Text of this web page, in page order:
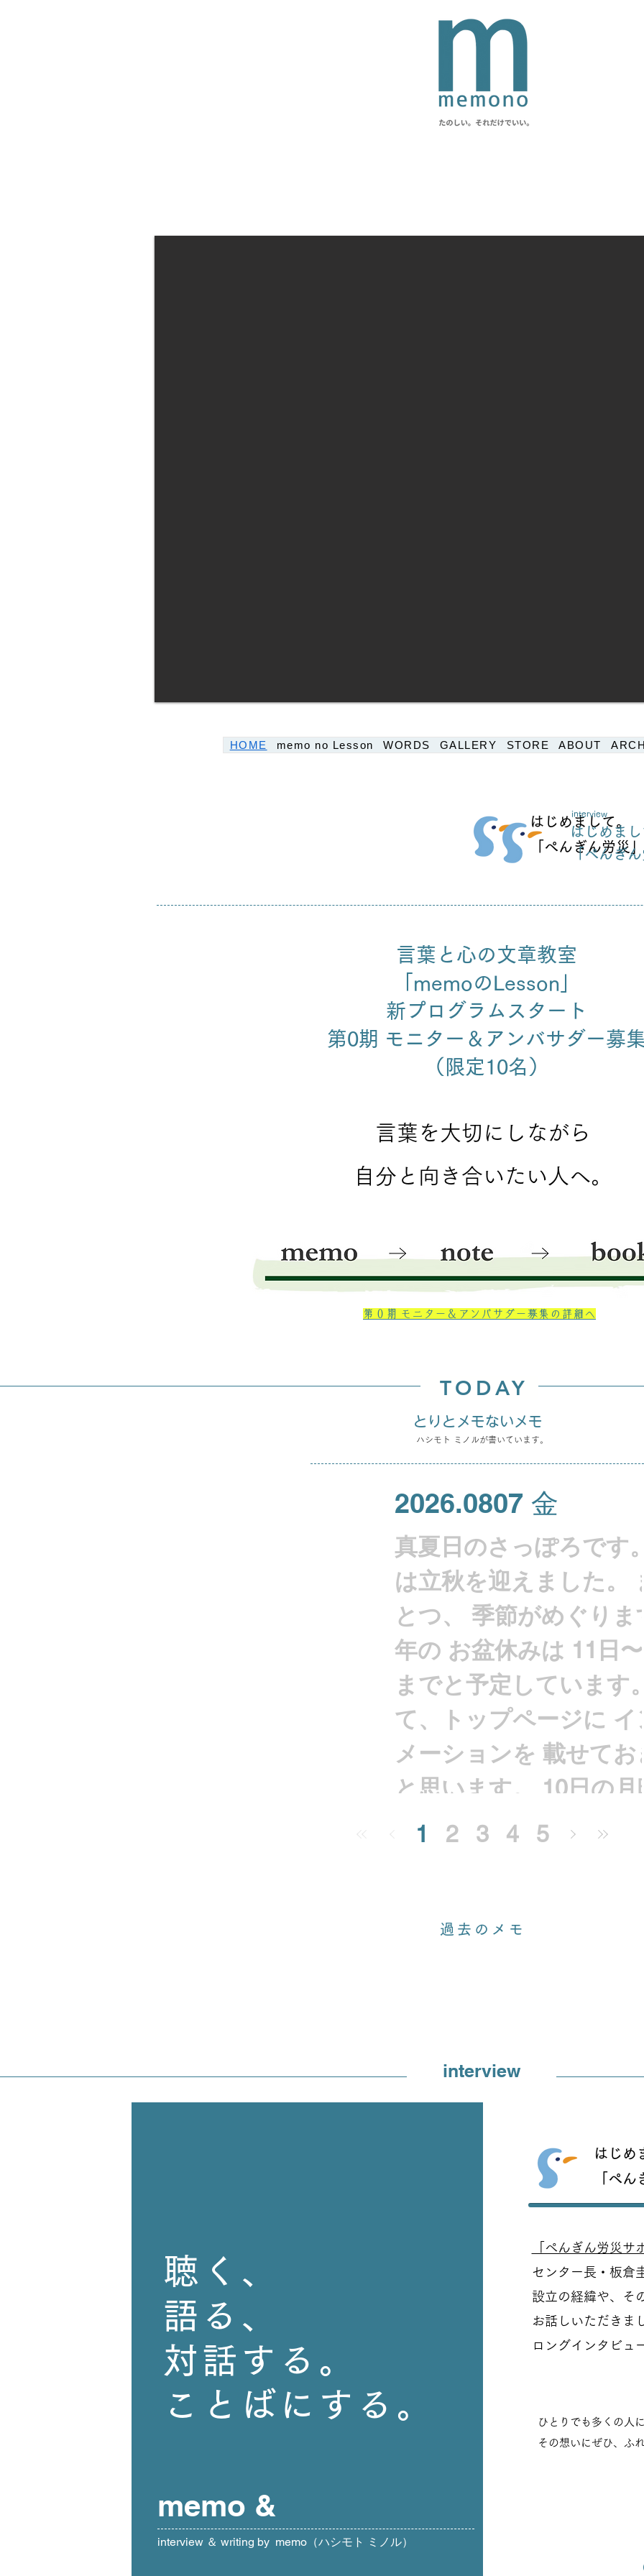
HOME memo no Lesson WORDS GALLERY STORE ABOUT
はじめまして。
「ぺんぎん労災
​interview
はじめま
「ぺんぎ
言葉と心の文章教室
「memoのLesson」
​新プログラムスタート
第0期 モニター＆アンバサダー募
​（限定10名）
言葉を大切にしながら
​自分と向き合いたい人へ。
第０期 ​モニター＆アンバサダー募集の詳細へ
​ TODAY
とりとメモないメモ
ハシモト ミノルが書いています。
2026.0807 金
真夏日のさっぽろです
は立秋を迎えました。
とつ、 季節がめぐりま
年の お盆休みは 11日
までと予定しています
て、トップページに イ
メーションを 載せて
と思います。 10日の
めば おやおや、9連休
た。 それでも、 盆と
界と離れる。 平日毎日
続けているので 休むと
ない 文章にしない そ
があるの なかなかい
す。 どうやって書い
忘れてしまうくらい離
でも、 戻ってこれる
いつでも戻ってこれる
ったんだね。 息子が帰
ていますが わりとす
経っていないから そ
1 2 3 4 5
過去のメモ
interview
聴く、
語る、
対話する。
ことばにする。
memo &
​interview ＆ writing by memo（ハシモト ミノル）
はじめ
「ぺ
「ぺんぎん労災サ
センター長・板倉
設立の経緯や、そ
お話しいただきま
ロングインタビュ
ひとりでも多くの人
その想いにぜひ、ふ